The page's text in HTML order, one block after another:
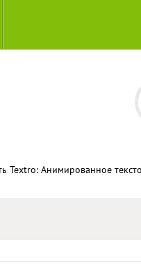
Textro: Анимированное